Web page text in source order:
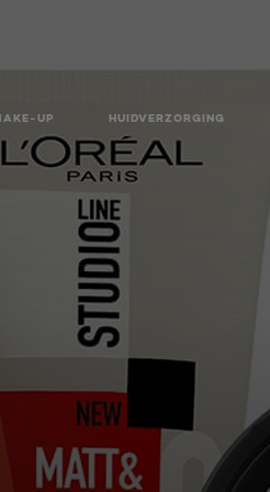
UP HUIDVERZORGING